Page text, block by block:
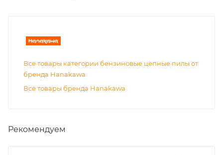
Все товары категории бензиновые цепные пилы от
бренда Hanakawa
Все товары бренда Hanakawa
Рекомендуем